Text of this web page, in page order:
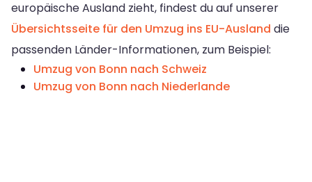
europäische Ausland zieht, findest du auf unserer
Übersichtsseite für den Umzug ins EU-Ausland die
passenden Länder-Informationen, zum Beispiel:
Umzug von Bonn nach Schweiz
Umzug von Bonn nach Niederlande